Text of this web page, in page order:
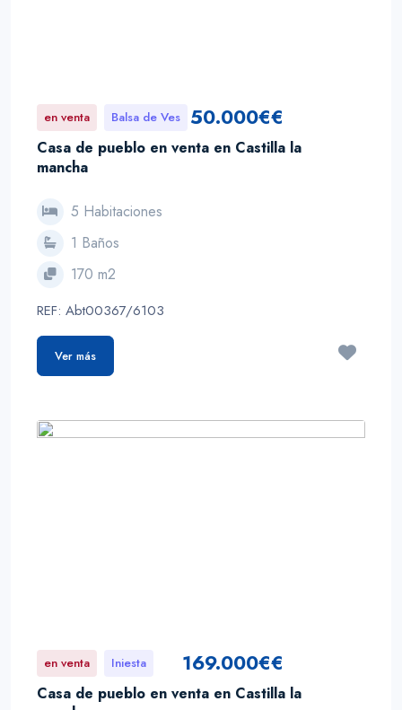
en venta Balsa de Ves 50.000€€
Casa de pueblo en venta en Castilla la
mancha
5 Habitaciones
1 Baños
170 m2
REF: Abt00367/6103
Ver más
en venta Iniesta 169.000€€
Casa de pueblo en venta en Castilla la